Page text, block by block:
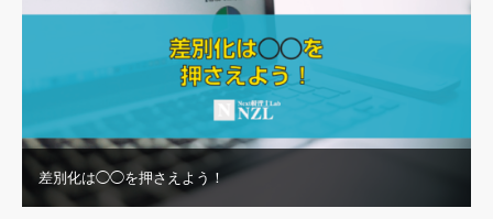
差別化は◯◯を押さえよう！